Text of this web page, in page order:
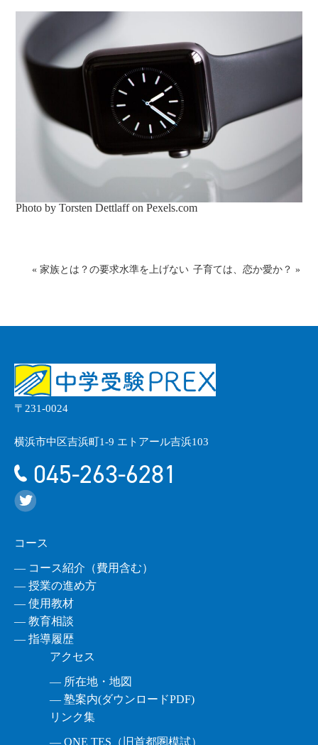
Photo by Torsten Dettlaff onPexels.com
« 家族とは？の要求水準を上げない 子育ては、恋か愛か？ »
〒231-0024
横浜市中区吉浜町1-9 エトアール吉浜103
045-263-6281
コース
― コース紹介（費用含む）
― 授業の進め方
― 使用教材
― 教育相談
― 指導履歴
アクセス
― 所在地・地図
― 塾案内(ダウンロードPDF)
リンク集
― ONE TES（旧首都圏模試）